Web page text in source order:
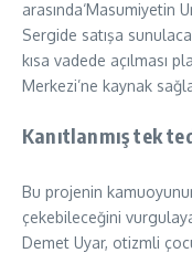
arasında‘Masumiyetin
Sergide satışa
kısa vadede açılması
Merkezi’ne kaynak
Kanıtlanmış tek
Bu projenin
çekebileceğini
Demet Uyar, otizmli